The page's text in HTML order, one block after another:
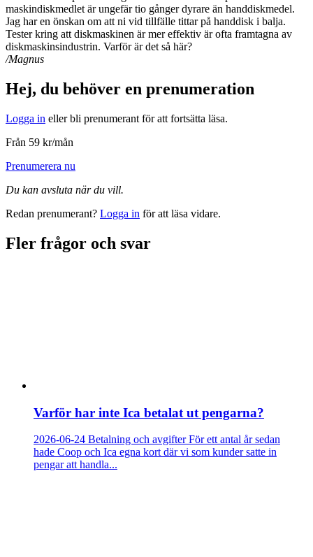
maskindiskmedlet är ungefär tio gånger dyrare än handdiskmedel.
Jag har en önskan om att ni vid tillfälle tittar på handdisk i balja.
Tester kring att diskmaskinen är mer effektiv är ofta framtagna av
diskmaskinsindustrin. Varför är det så här?
/Magnus
Hej, du behöver en prenumeration
Logga in eller bli prenumerant för att fortsätta läsa.
Från 59 kr/mån
Prenumerera nu
Du kan avsluta när du vill.
Redan prenumerant? Logga in för att läsa vidare.
Fler frågor och svar
Varför har inte Ica betalat ut pengarna?
2026-06-24 Betalning och avgifterFör ett antal år sedan
hade Coop och Ica egna kort där vi som kunder satte in
pengar att handla...